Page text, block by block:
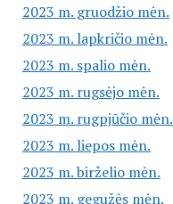
2023 m. gruodžio mėn.
2023 m. lapkričio mėn.
2023 m. spalio mėn.
2023 m. rugsėjo mėn.
2023 m. rugpjūčio mėn.
2023 m. liepos mėn.
2023 m. birželio mėn.
2023 m. gegužės mėn.